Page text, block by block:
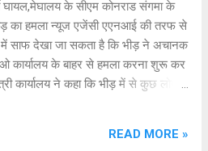
हुए आरोपी कॉन्स्टेबल को निलंबित कर दिया
घायल,मेघालय के सीएम कोनराड संगमा के
का हमला न्यूज एजेंसी एएनआई की तरफ से
में साफ देखा जा सकता है कि भीड़ ने अचानक
कार्यालय के बाहर से हमला करना शुरू कर
कार्यालय ने कहा कि भीड़ में से कुछ लोगों
खराब होने पर सीएम कॉनराड संगमा ने खुद
READ MORE »